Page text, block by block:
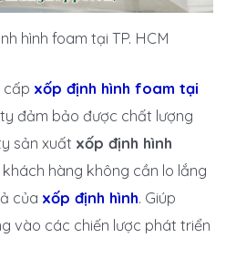
hình foam tại TP. HCM
cấp xốp định hình foam tại
đảm bảo được chất lượng
sản xuất xốp định hình
khách hàng không cần lo lắng
của xốp định hình. Giúp
vào các chiến lược phát triển